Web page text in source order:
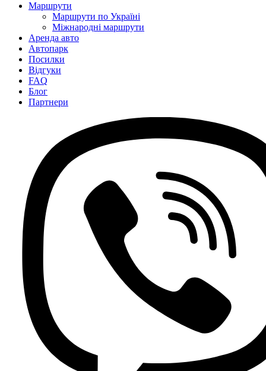
Маршрути
Маршрути по Україні
Міжнародні маршрути
Аренда авто
Автопарк
Посилки
Відгуки
FAQ
Блог
Партнери